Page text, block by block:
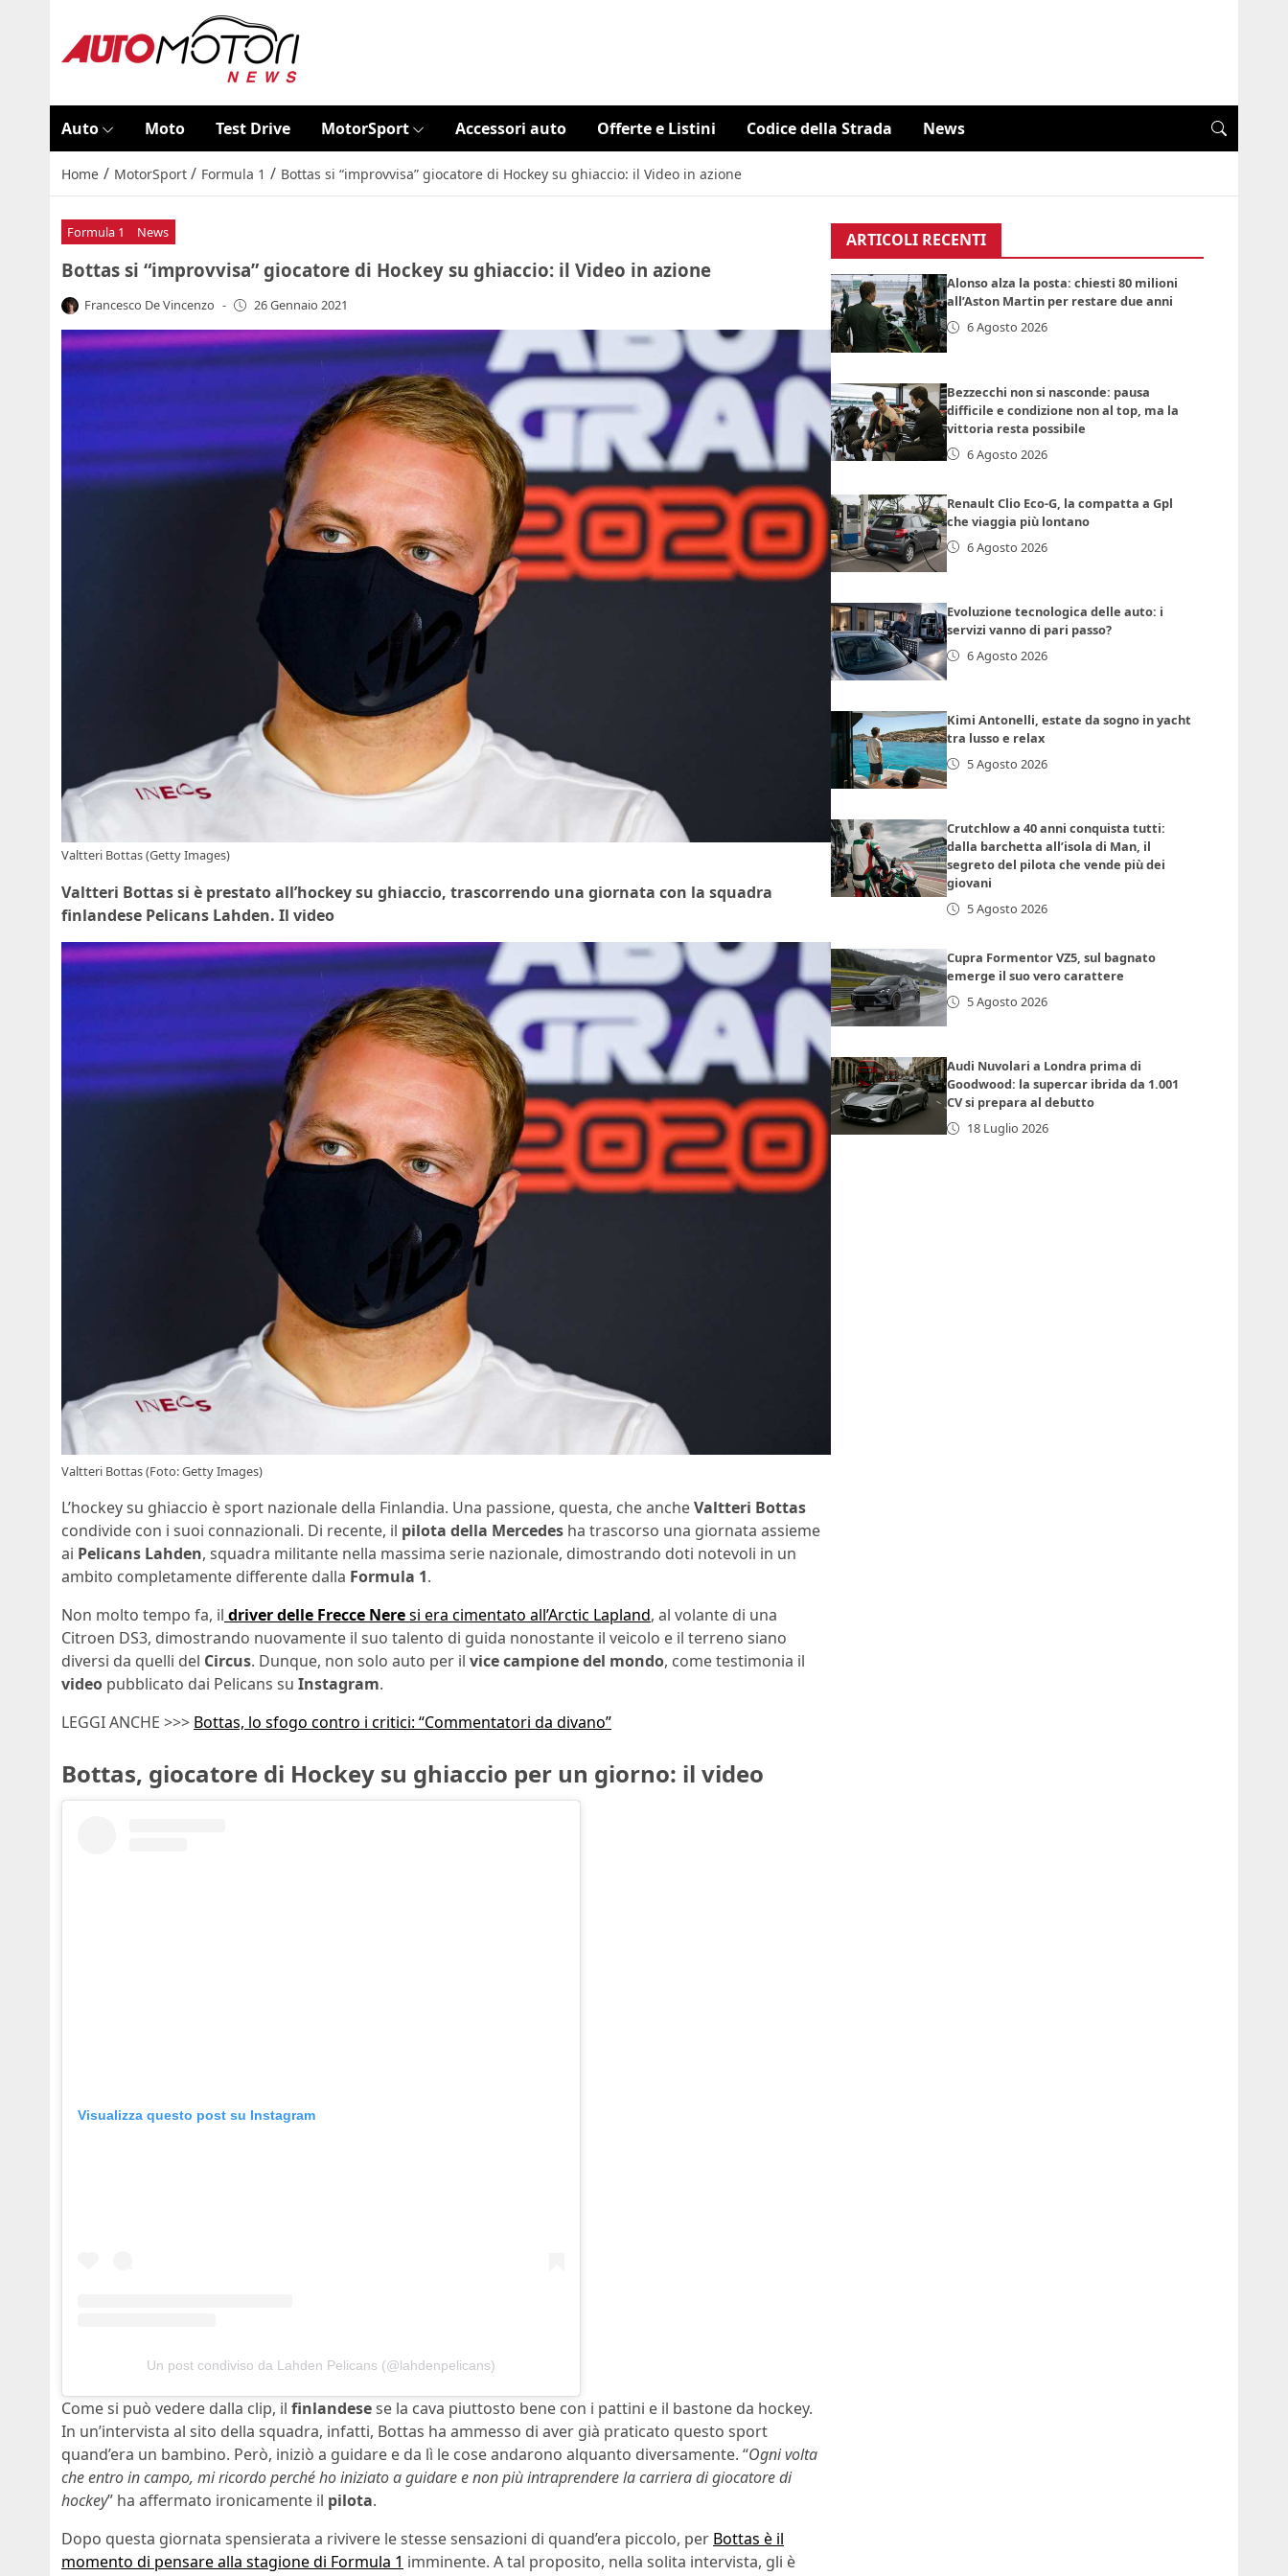
Auto Moto Test Drive MotorSport Accessori auto Offerte e Listini Codice della Strada News
Home / MotorSport / Formula 1 / Bottas si “improvvisa” giocatore di Hockey su ghiaccio: il Video in azione
Formula 1 News
Bottas si “improvvisa” giocatore di Hockey su ghiaccio: il Video in azione
Francesco De Vincenzo - 26 Gennaio 2021
Valtteri Bottas (Getty Images)
Valtteri Bottas si è prestato all’hockey su ghiaccio, trascorrendo una giornata con la squadra
finlandese Pelicans Lahden. Il video
Valtteri Bottas (Foto: Getty Images)
L’hockey su ghiaccio è sport nazionale della Finlandia. Una passione, questa, che ancheValtteri Bottas
condivide con i suoi connazionali. Di recente, il pilota della Mercedes ha trascorso una giornata assieme
ai Pelicans Lahden, squadra militante nella massima serie nazionale, dimostrando doti notevoli in un
ambito completamente differente dalla Formula 1.
Non molto tempo fa, il driver delle Frecce Neresi era cimentato all’Arctic Lapland, al volante di una
Citroen DS3, dimostrando nuovamente il suo talento di guida nonostante il veicolo e il terreno siano
diversi da quelli del Circus. Dunque, non solo auto per il vice campione del mondo, come testimonia il
video pubblicato dai Pelicans su Instagram.
LEGGI ANCHE >>> Bottas, lo sfogo contro i critici: “Commentatori da divano”
Bottas, giocatore di Hockey su ghiaccio per un giorno: il video
Visualizza questo post su Instagram
Un post condiviso da Lahden Pelicans (@lahdenpelicans)
Come si può vedere dalla clip, il finlandesese la cava piuttosto bene con i pattini e il bastone da hockey.
In un’intervista al sito della squadra, infatti, Bottas ha ammesso di aver già praticato questo sport
quand’era un bambino. Però, iniziò a guidare e da lì le cose andarono alquanto diversamente. “Ogni volta
che entro in campo, mi ricordo perché ho iniziato a guidare e non più intraprendere la carriera di giocatore di
hockey” ha affermato ironicamente il pilota.
Dopo questa giornata spensierata a rivivere le stesse sensazioni di quand’era piccolo, per Bottas è il
momento di pensare alla stagione di Formula 1 imminente. A tal proposito, nella solita intervista, gli è
ARTICOLI RECENTI
Alonso alza la posta: chiesti 80 milioni
all’Aston Martin per restare due anni
6 Agosto 2026
Bezzecchi non si nasconde: pausa
difficile e condizione non al top, ma la
vittoria resta possibile
6 Agosto 2026
Renault Clio Eco-G, la compatta a Gpl
che viaggia più lontano
6 Agosto 2026
Evoluzione tecnologica delle auto: i
servizi vanno di pari passo?
6 Agosto 2026
Kimi Antonelli, estate da sogno in yacht
tra lusso e relax
5 Agosto 2026
Crutchlow a 40 anni conquista tutti:
dalla barchetta all’isola di Man, il
segreto del pilota che vende più dei
giovani
5 Agosto 2026
Cupra Formentor VZ5, sul bagnato
emerge il suo vero carattere
5 Agosto 2026
Audi Nuvolari a Londra prima di
Goodwood: la supercar ibrida da 1.001
CV si prepara al debutto
18 Luglio 2026